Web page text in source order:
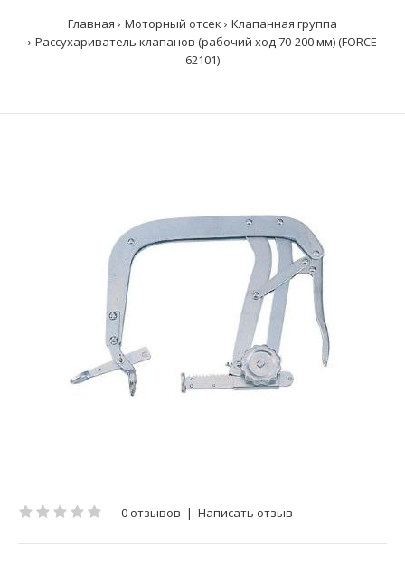
Главная Моторный отсек
Клапанная группа
Рассухариватель клапанов (рабочий ход 70-200 мм) (FORCE
62101)
0 отзывов | Написать отзыв